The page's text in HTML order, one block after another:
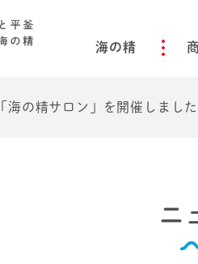
海の精
「海の精サロン」を開催しました
ニ